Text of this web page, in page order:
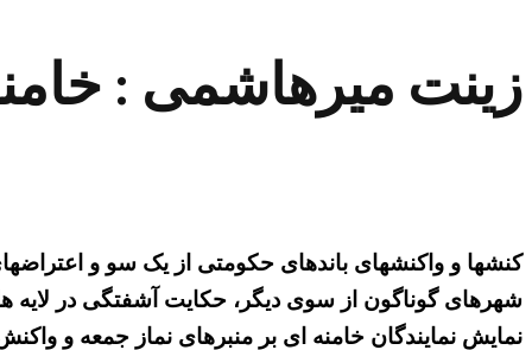
زینت میرهاشمی :
کنشها و واکنشهای باندهای حکومتی از یک سو و
شهرهای گوناگون از سوی دیگر، حکایت آشفتگی در لایه
نمایش نمایندگان خامنه ای بر منبرهای نماز جمعه و